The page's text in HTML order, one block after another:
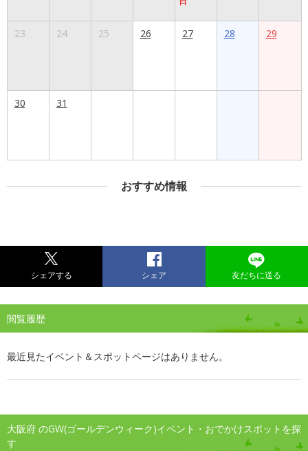
23 24 25 26 27 28 29
30 31
おすすめ情報
シェアする シェア 友だちに送る
閲覧履歴
最近見たイベント＆スポットページはありません。
大阪府 のGW(ゴールデンウィーク)イベント・おでかけスポットを探
す